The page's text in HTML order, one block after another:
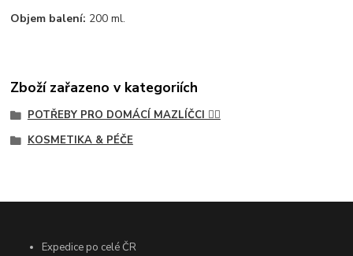
Objem balení: 200 ml.
Zboží zařazeno v kategoriích
POTŘEBY PRO DOMÁCÍ MAZLÍČCI 🐕‍🦺
KOSMETIKA & PÉČE
Expedice po celé ČR